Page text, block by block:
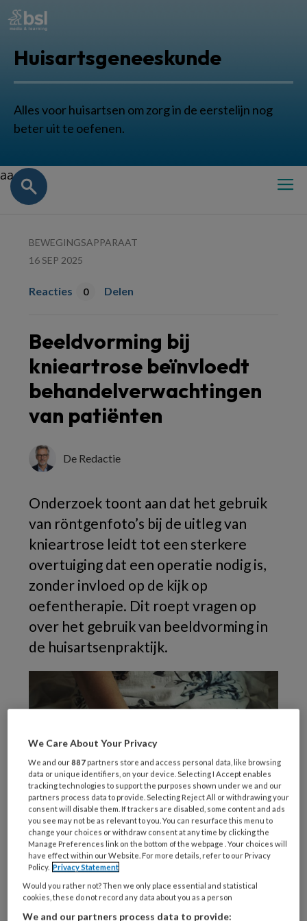
Huisartsgeneeskunde
Alles voor huisartsen om zorg in de eerstelijn nog
beter uit te oefenen.
aa
BEWEGINGSAPPARAAT
16 SEP 2025
Reacties 0 Delen
Beeldvorming bij
knieartrose beïnvloedt
behandelverwachtingen
van patiënten
De Redactie
Onderzoek toont aan dat het gebruik
van röntgenfoto’s bij de uitleg van
knieartrose leidt tot een sterkere
overtuiging dat een operatie nodig is,
zonder invloed op de kijk op
oefentherapie. Dit roept vragen op
over het gebruik van beeldvorming in
de huisartsenpraktijk.
Knieartrose komt veel voor bij volwassenen
boven de 45 jaar en is een belangrijke bron van
chronische pijn en functiebeperking.
Richtlijnen adviseren een klinische diagnose
We Care About Your Privacy
We and our887 partners store and access personal data, like browsing
data or unique identifiers, on your device. Selecting I Accept enables
tracking technologies to support the purposes shown under we and our
partners process data to provide. Selecting Reject All or withdrawing your
consent will disable them. If trackers are disabled, some content and ads
you see may not be as relevant to you. You can resurface this menu to
change your choices or withdraw consent at any time by clicking the
Manage Preferences link on the bottom of the webpage . Your choices will
have effect within our Website. For more details, refer to our Privacy
Policy. Privacy Statement
Would you rather not? Then we only place essential and statistical
cookies, these do not record any data about you as a person
We and our partners process data to provide: